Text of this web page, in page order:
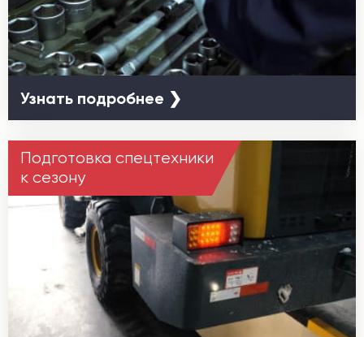
Узнать подробнее ❯
Подготовка спецтехники
к сезону